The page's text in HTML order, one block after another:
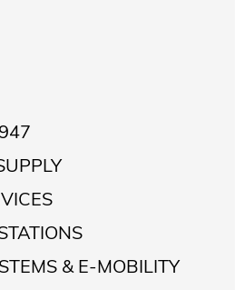
& E-MOBILITY